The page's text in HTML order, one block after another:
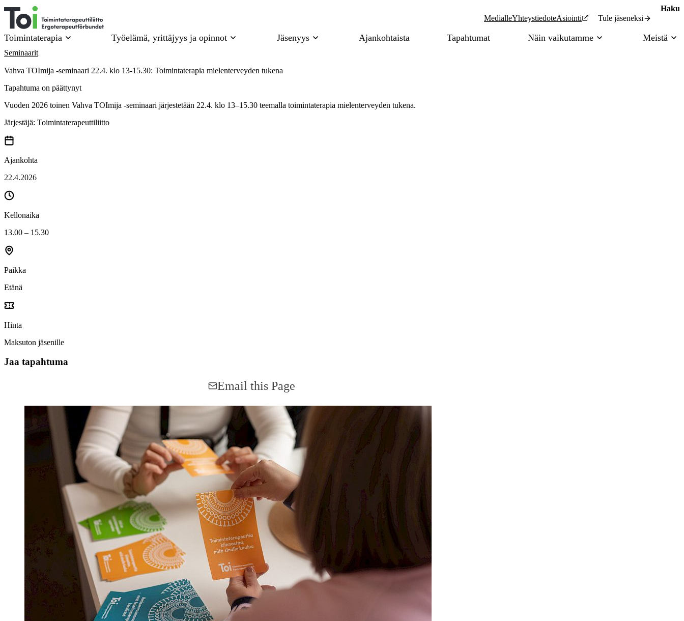
Siirry
sisältöön
MedialleYhteystiedoteAsiointi Tule jäseneksi
Haku
Toimintaterapia Työelämä, yrittäjyys ja opinnot Jäsenyys Ajankohtaista Tapahtumat Näin vaikutamme Meistä
Seminaarit
Vahva TOImija -seminaari 22.4. klo 13-15.30: Toimintaterapia mielenterveyden tukena
Tapahtuma on päättynyt
Vuoden 2026 toinen Vahva TOImija -seminaari järjestetään 22.4. klo 13–15.30 teemalla toimintaterapia mielenterveyden tukena.
Järjestäjä: Toimintaterapeuttiliitto
Ajankohta
22.4.2026
Kellonaika
13.00 – 15.30
Paikka
Etänä
Hinta
Maksuton jäsenille
Jaa tapahtuma
Email this Page